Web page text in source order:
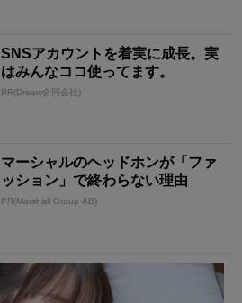
SNSアカウントを着実に成長。実
はみんなココ使ってます。
PR(Dreaw合同会社)
マーシャルのヘッドホンが「ファ
ッション」で終わらない理由
PR(Marshall Group AB)